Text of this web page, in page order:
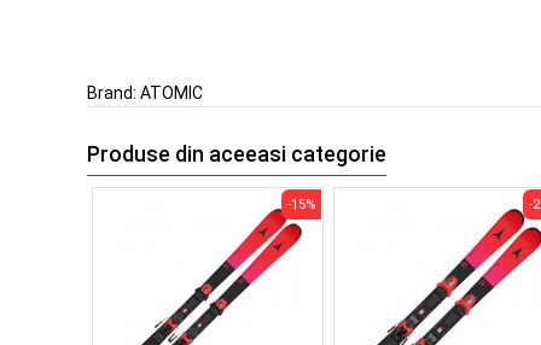
Brand: ATOMIC
Produse din aceeasi categorie
-15% -